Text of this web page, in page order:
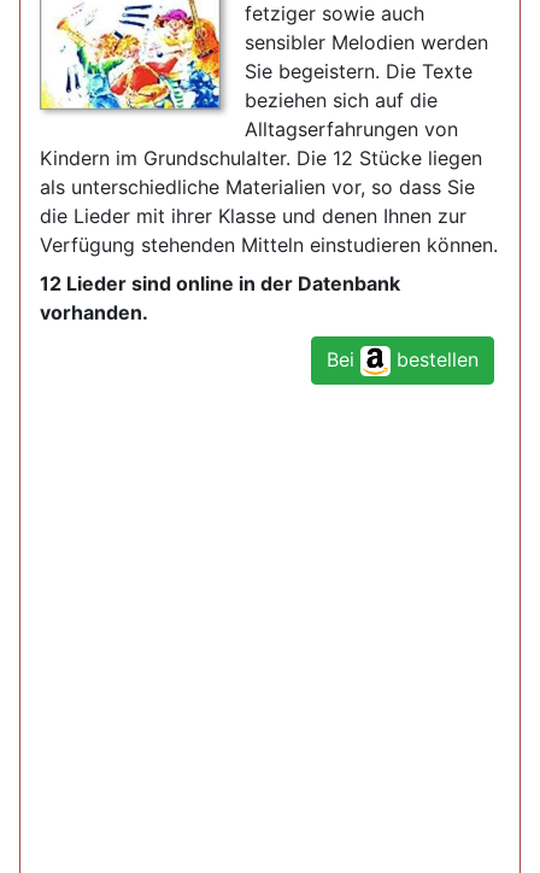
fetziger sowie auch
sensibler Melodien werden
Sie begeistern. Die Texte
beziehen sich auf die
Alltagserfahrungen von
Kindern im Grundschulalter. Die 12 Stücke liegen
als unterschiedliche Materialien vor, so dass Sie
die Lieder mit ihrer Klasse und denen Ihnen zur
Verfügung stehenden Mitteln einstudieren können.
12 Lieder sind online in der Datenbank
vorhanden.
Bei
bestellen